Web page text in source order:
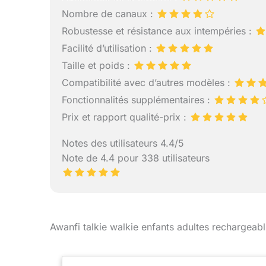
d'alerte
libres à tout
une
Nombre de canaux :
Robustesse et résistance aux intempéries :
Facilité d’utilisation :
Taille et poids :
Compatibilité avec d’autres modèles :
Fonctionnalités supplémentaires :
Prix et rapport qualité-prix :
Notes des utilisateurs 4.4/5
Note de 4.4 pour 338 utilisateurs
Awanfi talkie walkie enfants adultes